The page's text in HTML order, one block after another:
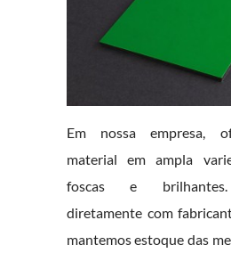
Em nossa empresa,
material em ampla
foscas e brilhantes.
diretamente com
mantemos estoque das